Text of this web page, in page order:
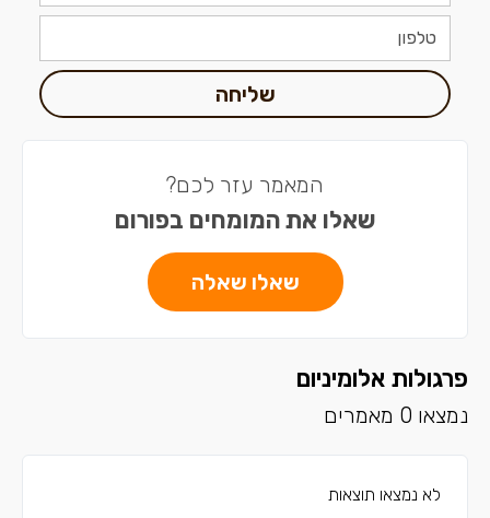
שליחה
המאמר עזר לכם?
שאלו את המומחים בפורום
שאלו שאלה
פרגולות אלומיניום
נמצאו 0 מאמרים
לא נמצאו תוצאות